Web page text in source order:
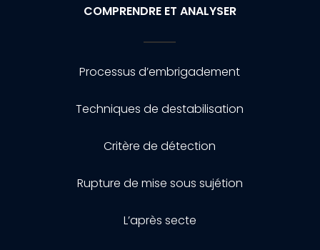
COMPRENDRE ET ANALYSER
Processus d’embrigadement
Techniques de destabilisation
Critère de détection
Rupture de mise sous sujétion
L’après secte